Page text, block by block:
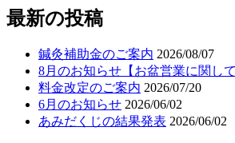
最新の投稿
鍼灸補助金のご案内 2026/08/07
8月のお知らせ【お盆営業に関して
料金改定のご案内 2026/07/20
6月のお知らせ 2026/06/02
あみだくじの結果発表 2026/06/02